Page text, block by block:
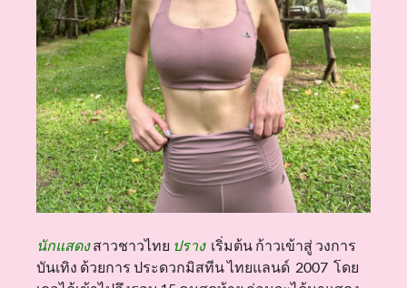
นักแสดงสาวชาวไทย ปราง เริ่มต้น ก้าวเข้าสู่ วงการ
บันเทิง ด้วยการ ประดวกมิสทีน ไทยแลนด์ 2007 โดย